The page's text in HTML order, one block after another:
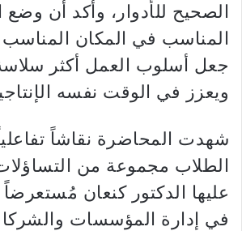
الصحيح للأدوار، وأكد أن
المناسب في المكان
جعل أسلوب العمل أكثر
ويعزز في الوقت نفسه
شهدت المحاضرة نقاشاً
الطلاب مجموعة من
عليها الدكتور كنعان مُستعرضاً
في إدارة المؤسسات